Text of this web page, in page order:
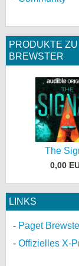
PRODUKTE
BREWSTER
The
0,00
LINKS
Paget
Offizielles X-